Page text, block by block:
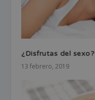
¿Disfrutas del sexo?
13 febrero, 2019